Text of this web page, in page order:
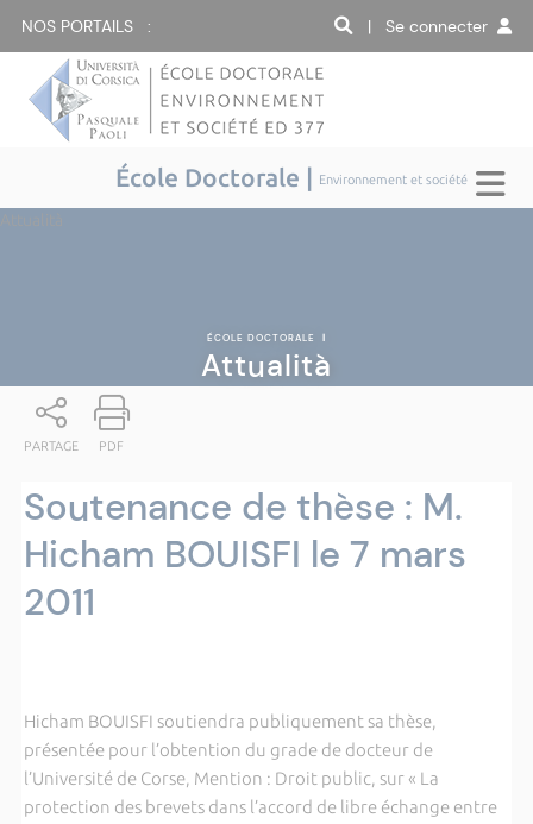
NOS PORTAILS : | Se connecter
École Doctorale | Environnement et société
ÉCOLE DOCTORALE |
Attualità
PARTAGE PDF
Soutenance de thèse : M.
Hicham BOUISFI le 7 mars
2011
Hicham BOUISFI soutiendra publiquement sa thèse,
présentée pour l’obtention du grade de docteur de
l’Université de Corse, Mention : Droit public, sur « La
protection des brevets dans l’accord de libre échange entre